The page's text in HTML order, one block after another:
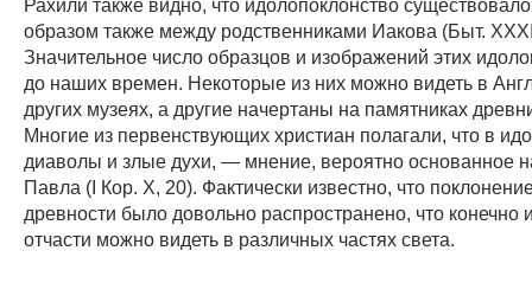
образом также между родственниками Иакова (Быт.
Значительное число образцов и изображений этих
до наших времен. Некоторые из них можно видеть в
других музеях, а другие начертаны на памятниках
Многие из первенствующих христиан полагали, что в
диаволы и злые духи, — мнение, вероятно основанное
Павла (I Кор. X, 20). Фактически известно, что
древности было довольно распространено, что конечно
отчасти можно видеть в различных частях света.